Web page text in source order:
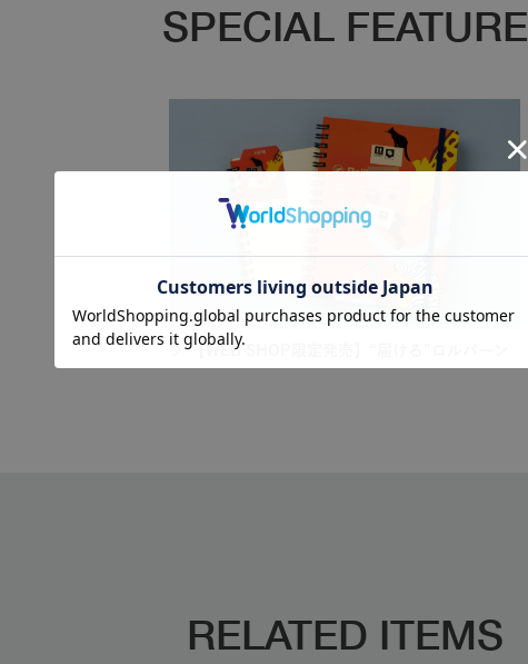
SPECIAL FEATURE
【WEB SHOP限定発売】“届ける”ロルバーン
RELATED ITEMS